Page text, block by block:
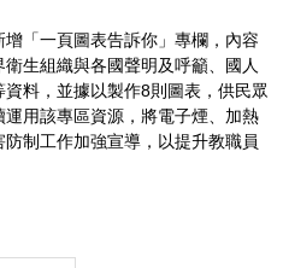
「一頁圖表告訴你」專欄，內容
生組織與各國聲明及呼籲、國人
料，並據以製作8則圖表，供民眾
用該專區資源，將電子煙、加熱
制工作加強宣導，以提升教職員